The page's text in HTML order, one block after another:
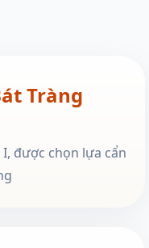
Tràng
được chọn lựa cẩn